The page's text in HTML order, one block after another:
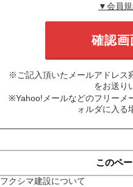
▼会員
※ご記入頂いたメールアドレス
をお送り
※Yahoo!メールなどのフリーメ
ォルダに入る
このペ
フクシマ建設について